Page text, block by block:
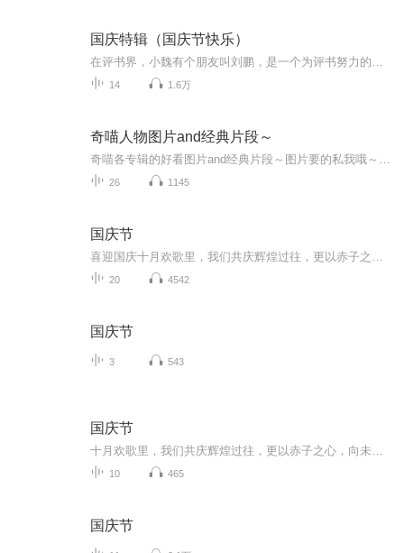
国庆特辑（国庆节快乐）
14 1.6万
奇喵人物图片and经典片段～
26 1145
国庆节
20 4542
国庆节
3 543
国庆节
10 465
国庆节